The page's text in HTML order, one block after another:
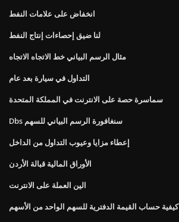
انخفاض على علامات النفط
لنا ضيق إحصاءات إنتاج النفط
مثال الرسم البياني خط الاتجاه الاتجاه
التداول في سيارة بعد عام
سماسرة حصة على الانترنت في المملكة المتحدة
Dbs سنغافورة الرسم البياني للسهم
إعطاء مزايا وعيوب التداول من الداخل
الأوراق المالية قبالة الأردن
الين العملة على الانترنت
كيفية حساب القيمة الدفترية للسهم الواحد من الأسهم